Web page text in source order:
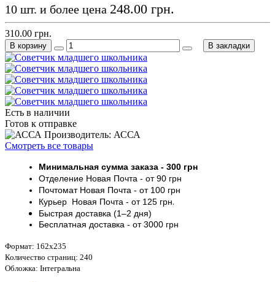
Есть в наличии
Готов к отправке
Производитель: АССА
Смотреть все товары
Минимальная сумма заказа - 300 грн
Отделение Новая Почта - от 90 грн
ПочтоматНовая Почта - от 100 грн
Курьер Новая Почта - от 125 грн.
Быстрая доставка (1–2 дня)
Бесплатная доставка - от 3000 грн
Формат: 162х235
Количество страниц: 240
Обложка: Інтегральна
10 шт. и более цена 248.00 грн.
310.00 грн.
В корзину В закладки